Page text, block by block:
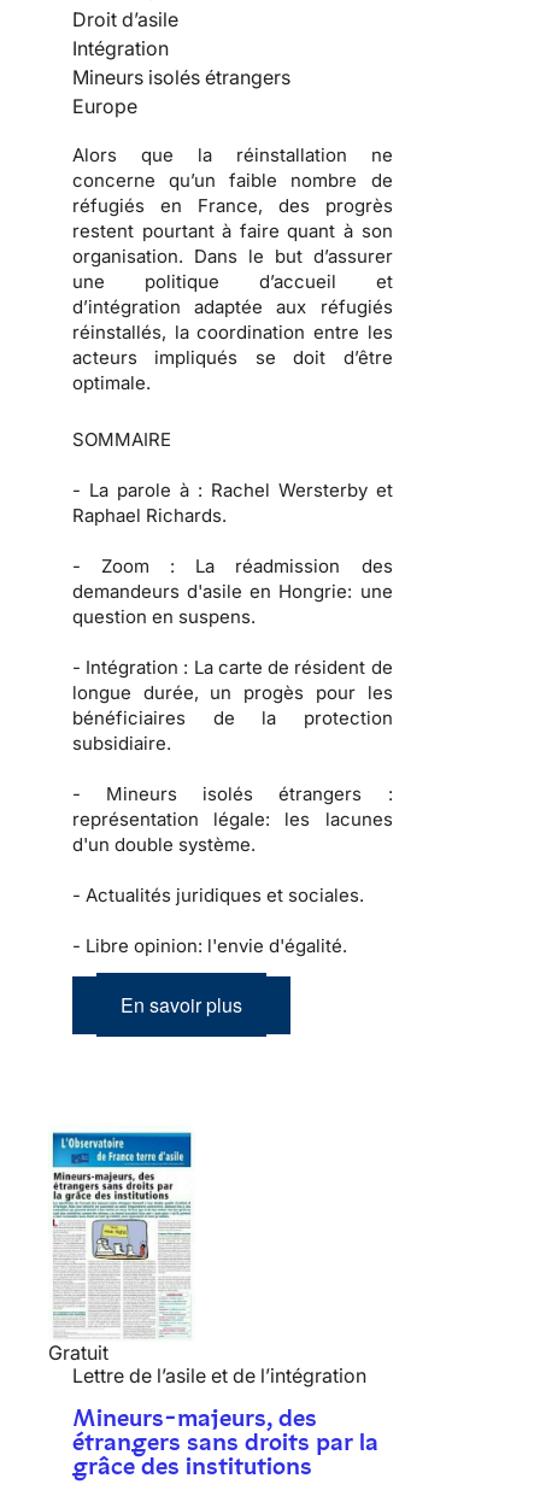
Droit d’asile
Intégration
Mineurs isolés étrangers
Europe
Alors que la réinstallation ne
concerne qu’un faible nombre de
réfugiés en France, des progrès
restent pourtant à faire quant à son
organisation. Dans le but d’assurer
une politique d’accueil et
d’intégration adaptée aux réfugiés
réinstallés, la coordination entre les
acteurs impliqués se doit d’être
optimale.
SOMMAIRE
- La parole à : Rachel Wersterby et
Raphael Richards.
-Zoom : La réadmission des
demandeurs d'asile en Hongrie: une
question en suspens.
- Intégration : La carte de résident de
longue durée, un progès pour les
bénéficiaires de la protection
subsidiaire.
- Mineurs isolés étrangers :
représentation légale: les lacunes
d'un double système.
- Actualités juridiques et sociales.
- Libre opinion: l'envie d'égalité.
En savoir plus
Gratuit
Lettre de l’asile et de l’intégration
Mineurs-majeurs, des
étrangers sans droits par la
grâce des institutions